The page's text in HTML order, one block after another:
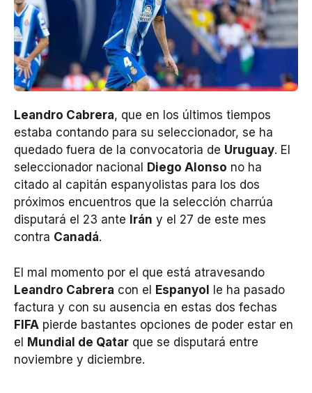
Leandro Cabrera, que en los últimos tiempos
estaba contando para su seleccionador, se ha
quedado fuera de la convocatoria de Uruguay. El
seleccionador nacional
Diego Alonso no ha
citado al capitán espanyolistas para los dos
próximos encuentros que la selección charrúa
disputará el 23 ante Irán y el 27 de este mes
contra Canadá.
El mal momento por el que está atravesando
Leandro Cabrera con el Espanyol le ha pasado
factura y con su ausencia en estas dos fechas
FIFA pierde bastantes opciones de poder estar en
el Mundial de Qatar que se disputará entre
noviembre y diciembre.